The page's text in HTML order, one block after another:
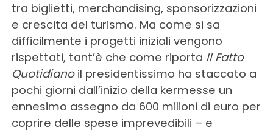
tra biglietti, merchandising, sponsorizzazioni
e crescita del turismo. Ma come si sa
difficilmente i progetti iniziali vengono
rispettati, tant’è che come riporta Il Fatto
Quotidiano il presidentissimo ha staccato a
pochi giorni dall’inizio della kermesse un
ennesimo assegno da 600 milioni di euro per
coprire delle spese imprevedibili – e